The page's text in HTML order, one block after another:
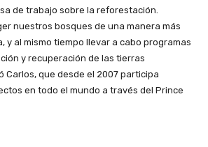
de trabajo sobre la reforestación.
nuestros bosques de una manera más
y al mismo tiempo llevar a cabo programas
y recuperación de las tierras
Carlos, que desde el 2007 participa
en todo el mundo a través del Prince